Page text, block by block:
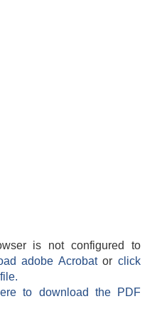
is not configured to
adobe Acrobatorclick
to download the PDF